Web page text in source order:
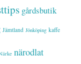
gårdsbutik
Jämtland Jönköping kaffe
närodlat